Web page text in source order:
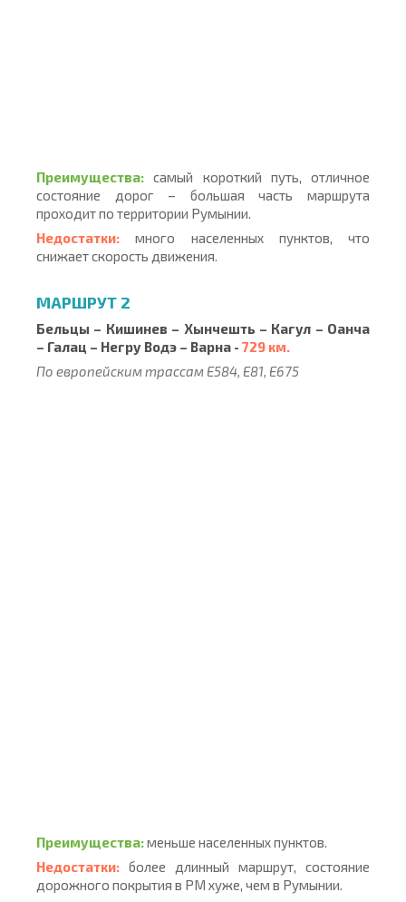
Преимущества: самый короткий путь, отличное
состояние дорог – большая часть маршрута
проходит по территории Румынии.
Недостатки: много населенных пунктов, что
снижает скорость движения.
МАРШРУТ 2
Бельцы – Кишинев – Хынчешть – Кагул – Оанча
– Галац – Негру Водэ – Варна - 729 км.
По европейским трассам E584, E81, E675
Преимущества:меньше населенных пунктов.
Недостатки: более длинный маршрут, состояние
дорожного покрытия в РМ хуже, чем в Румынии.